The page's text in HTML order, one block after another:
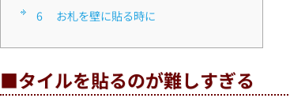
6
■お札を壁に貼る時に
■タイルを貼るのが難しすぎる